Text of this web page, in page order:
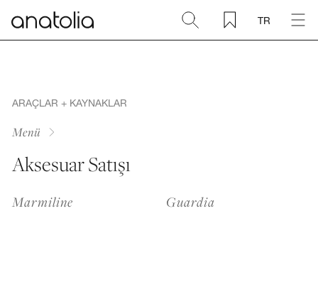
TR
Doğal Taş
Aksesuar Satışı
Marmiline Guardia
ARAÇLAR + KAYNAKLAR
Menü